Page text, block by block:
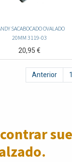
SACABOCADO OVALADO
20MM 3119-03
20,95€
Anterior 1